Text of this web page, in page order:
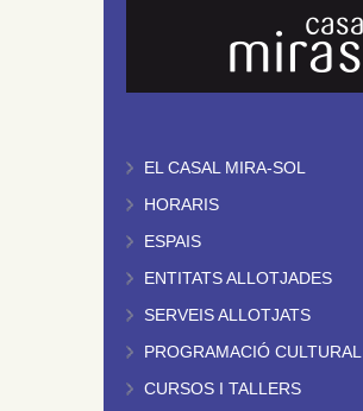
EL CASAL MIRA-SOL
HORARIS
ESPAIS
ENTITATS ALLOTJADES
SERVEIS ALLOTJATS
PROGRAMACIÓ CULTURAL
CURSOS I TALLERS